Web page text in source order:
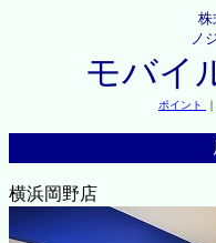
株
ノ
モバイ
ポイント ｜
横浜岡野店